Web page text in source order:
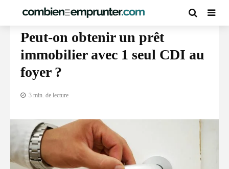
PRÊT IMMOBILIER
Peut-on obtenir un prêt
immobilier avec 1 seul CDI au
foyer ?
3 min. de lecture